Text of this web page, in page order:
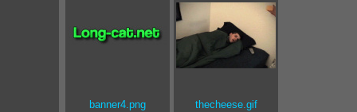
banner4.png thecheese.gif